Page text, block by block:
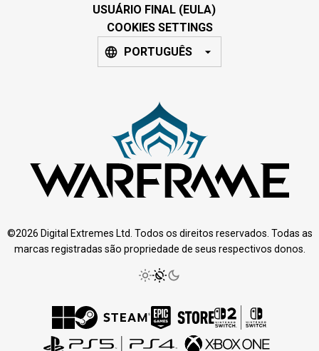
USUÁRIO FINAL (EULA)
COOKIES SETTINGS
PORTUGUÊS
©2026 Digital Extremes Ltd. Todos os direitos reservados. Todas as
marcas registradas são propriedade de seus respectivos donos.